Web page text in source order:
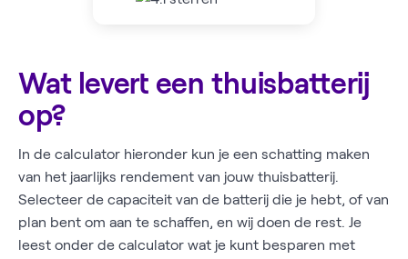
Wat levert een thuisbatterij
op?
In de calculator hieronder kun je een schatting maken
van het jaarlijks rendement van jouw thuisbatterij.
Selecteer de capaciteit van de batterij die je hebt, of van
plan bent om aan te schaffen, en wij doen de rest. Je
leest onder de calculator wat je kunt besparen met